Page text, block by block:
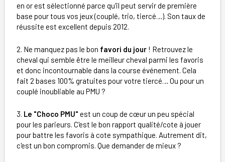
en or est sélectionné parce qu'il peut servir de première
base pour tous vos jeux (couplé, trio, tiercé…). Son taux de
réussite est excellent depuis 2012.
2. Ne manquez pas le bon favori du jour ! Retrouvez le
cheval qui semble être le meilleur cheval parmi les favoris
et donc incontournable dans la course événement. Cela
fait 2 bases 100% gratuites pour votre tiercé… Ou pour un
couplé inoubliable au PMU ?
3. Le "Choco PMU" est un coup de cœur un peu spécial
pour les parieurs. C'est le bon rapport qualité/cote à jouer
pour battre les favoris à cote sympathique. Autrement dit,
c'est un bon compromis. Que demander de mieux ?